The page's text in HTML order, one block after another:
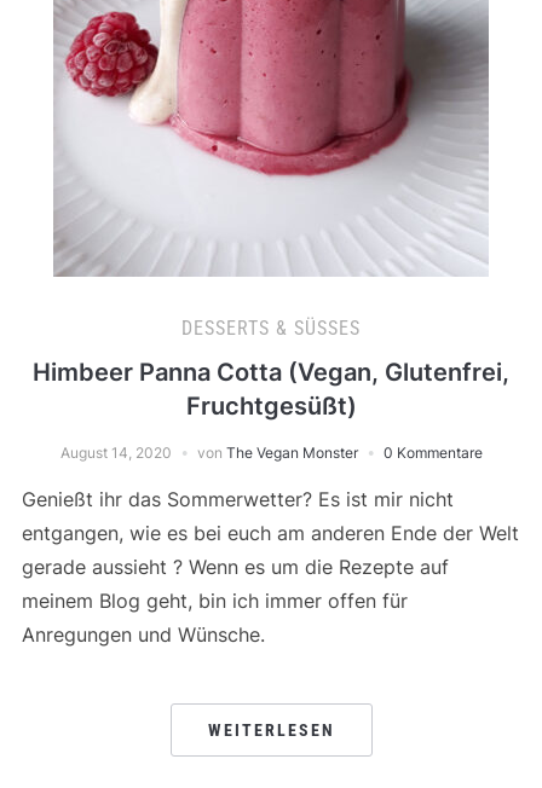
DESSERTS & SÜSSES
Himbeer Panna Cotta (Vegan, Glutenfrei,
Fruchtgesüßt)
August 14, 2020 von The Vegan Monster 0 Kommentare
Genießt ihr das Sommerwetter? Es ist mir nicht
entgangen, wie es bei euch am anderen Ende der Welt
gerade aussieht ? Wenn es um die Rezepte auf
meinem Blog geht, bin ich immer offen für
Anregungen und Wünsche.
WEITERLESEN